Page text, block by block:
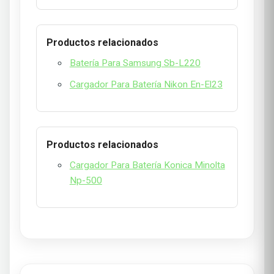
Productos relacionados
Batería Para Samsung Sb-L220
Cargador Para Batería Nikon En-El23
Productos relacionados
Cargador Para Batería Konica Minolta
Np-500